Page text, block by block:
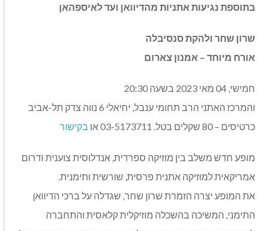
בתוספת נגיעות אתניות מהדיוואן ועד לאיספהאן
שרון שחר ולהקת סנסיבלה
אורח מיוחד – אמנון צארום
חמישי, 04 מאי 2023 בשעה 20:30
והמרכז האתני הרב תחומי ענבל, יחיאלי 6 נווה צדק תל-אביב
כרטיסים – 80 שקלים בטל. 03-5173711 או
בקישור
מופע חדש משלב בין מוזיקה ספרדית, אנדלוסית צוענית ודרום
אמריקאית למוזיקה אתנית פרסית, שורשית ותימנית.
את המופע יצרה הזמרת שרון שחר, שגדלה על ברכי הדיוואן
התימני, המשיכה בהשכלה מוזיקלית קלאסית והתחברה